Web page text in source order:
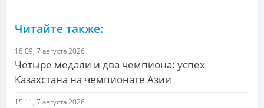
Читайте также:
18:09, 7 августа 2026
Четыре медали и два чемпиона: успех
Казахстана на чемпионате Азии
15:11, 7 августа 2026